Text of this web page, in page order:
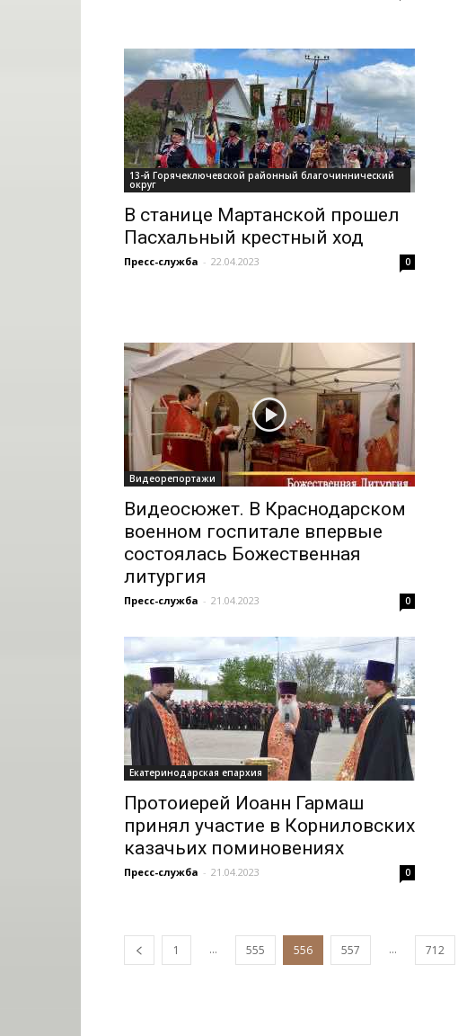
13-й Горячеключевской районный благочиннический
округ
В станице Мартанской прошел
Пасхальный крестный ход
Пресс-служба - 22.04.2023 0
Видеорепортажи
Видеосюжет. В Краснодарском
военном госпитале впервые
состоялась Божественная
литургия
Пресс-служба - 21.04.2023 0
Екатеринодарская епархия
Протоиерей Иоанн Гармаш
принял участие в Корниловских
казачьих поминовениях
Пресс-служба - 21.04.2023 0
1 ... 555 556 557 ... 712